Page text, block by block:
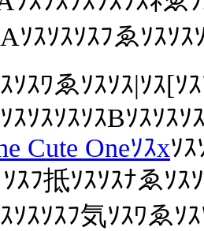
ｿｽｿｽｿｽﾌゑｿｽｿ
ｿｽﾜゑｿｽｿｽ|ｿｽ[ｿ
ｽｿｽｿｽｿｽBｿｽｿｽ
Cute Oneｿｽxｿ
ｿｽﾌ抵ｿｽｿｽﾅゑｿ
ｿｽｿｽﾌ気ｿｽﾜゑｿ